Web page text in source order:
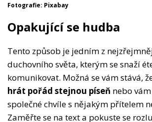
Fotografie: Pixabay
Opakující se hudba
Tento způsob je jedním z
duchovního světa, kterým se snaží
komunikovat. Možná se vám stává,
hrát pořád stejnou píseň nebo
společné chvíle s nějakým přítelem
Zaměřte se na text a pokuste se